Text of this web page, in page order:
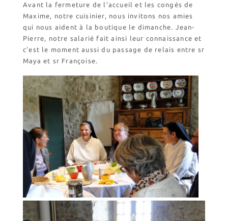
Avant la fermeture de l’accueil et les congés de
Maxime, notre cuisinier, nous invitons nos amies
qui nous aident à la boutique le dimanche. Jean-
Pierre, notre salarié fait ainsi leur connaissance et
c’est le moment aussi du passage de relais entre sr
Maya et sr Françoise.